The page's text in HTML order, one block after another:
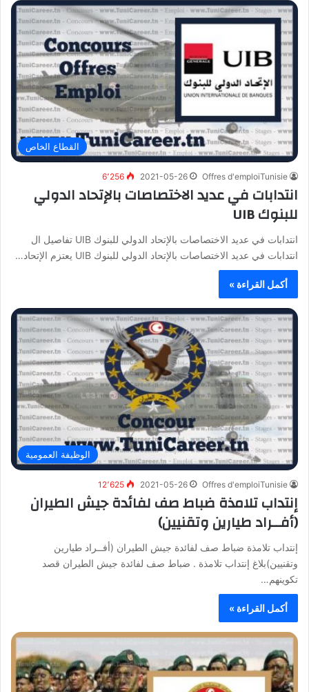
القطاع الخاص
Offres d'emploiTunisie
2021-05-26 6٬256
انتدابات في عديد الاختصاصات بالإتحاد الدولي
للبنوك UIB
انتدابات في عديد الاختصاصات بالإتحاد الدولي للبنوك UIB تفاصيل ال
انتدابات في عديد الاختصاصات بالإتحاد الدولي للبنوك UIB يعتزم الإتحاد…
أكمل القراءة »
الوظيفة العمومية
Offres d'emploiTunisie
2021-05-26 12٬625
إنتداب تلامذة ضباط صف لفائدة جيش الطيران
(أفــراد طيارين وتقنيين)
إنتداب تلامذة ضباط صف لفائدة جيش الطيران (أفــراد طيارين
وتقنيين)بلاغ إنتداب تلامذة . ضباط صف لفائدة جيش الطيران قصد
تكوينهم…
أكمل القراءة »